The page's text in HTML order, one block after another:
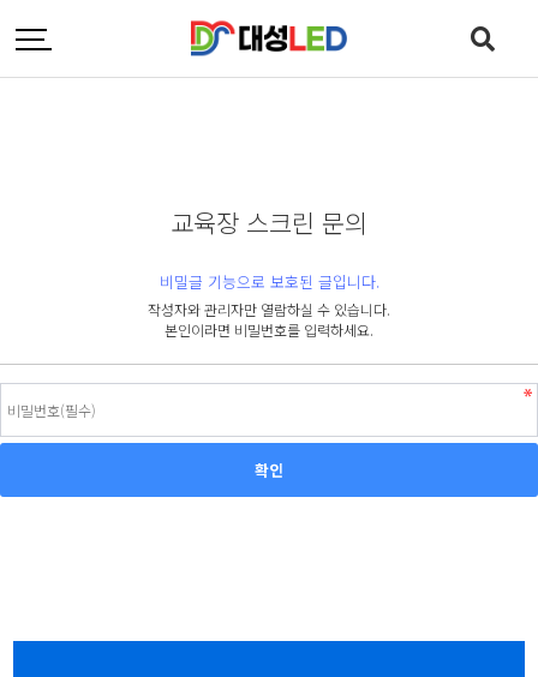
교육장 스크린 문의
비밀글 기능으로 보호된 글입니다.
작성자와 관리자만 열람하실 수 있습니다.
본인이라면 비밀번호를 입력하세요.